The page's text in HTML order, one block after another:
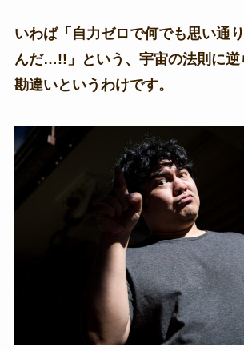
いわば「自力ゼロで何でも思い通
んだ…!!」という、宇宙の法則に逆
勘違いというわけです。